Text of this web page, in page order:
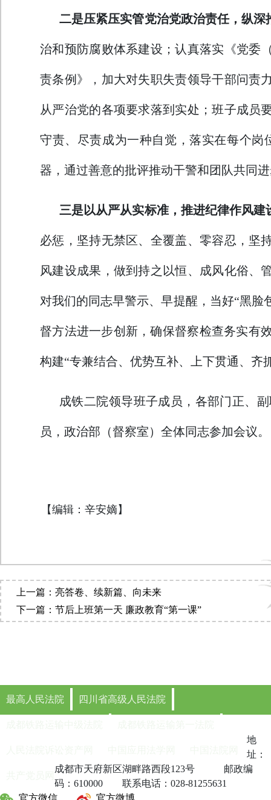
二是压紧压实管党治党政治责任，纵
治和预防腐败体系建设；认真落实《党委
责条例》，加大对失职失责领导干部问责
从严治党的各项要求落到实处；班子成员
守责、尽责成为一种自觉，落实在每个
器，通过善意的批评推动干警和团队共同
三是以从严从实标准，推进纪律作风建
必惩，坚持无禁区、全覆盖、零容忍，坚
风建设成果，做到持之以恒、成风化俗、
对我们的同志早警示、早提醒，当好“黑脸
督方法进一步创新，确保督察检查务实有
构建“专兼结合、优势互补、上下贯通、齐
成铁二院领导班子成员，各部门正、
员，政治部（督察室）全体同志参加会议。
【编辑：辛安嫡】
上一篇：亮答卷、续新篇、向未来
下一篇：节后上班第一天 廉政教育“第一课”
最高人民法院 四川省高级人民法院
地
址：
成都市天府新区湖畔路西段123号 邮政编
码：610000 联系电话：028-81255631
官方微信
官方微博